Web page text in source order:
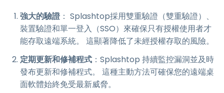
強大的驗證： Splashtop採用雙重驗證（雙重驗證）、
裝置驗證和單一登入（SSO）來確保只有授權使用者才
能存取遠端系統。 這顯著降低了未經授權存取的風險。
定期更新和修補程式 ：Splashtop 持續監控漏洞並及時
發布更新和修補程式。 這種主動方法可確保您的遠端桌
面軟體始終免受最新威脅。